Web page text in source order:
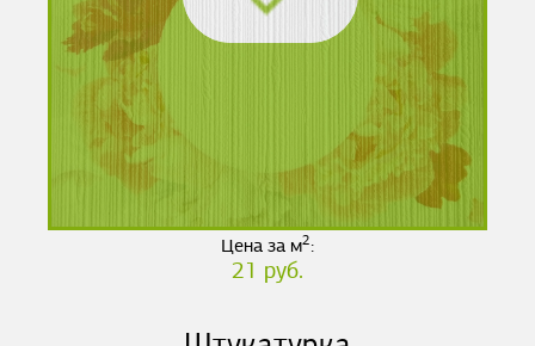
Цена за м2:
21 руб.